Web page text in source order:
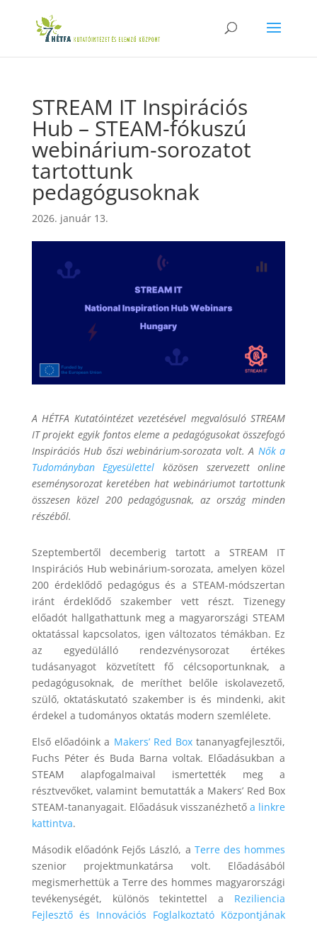
STREAM IT Inspirációs
Hub – STEAM-fókuszú
webinárium-sorozatot
tartottunk
pedagógusoknak
2026. január 13.
A HÉTFA Kutatóintézet vezetésével megvalósuló STREAM
IT projekt egyik fontos eleme a pedagógusokat összefogó
Inspirációs Hub őszi webinárium-sorozata volt. A Nők a
Tudományban Egyesülettel közösen szervezett online
eseménysorozat keretében hat webináriumot tartottunk
összesen közel 200 pedagógusnak, az ország minden
részéből.
Szeptembertől decemberig tartott a STREAM IT
Inspirációs Hub webinárium-sorozata, amelyen közel
200 érdeklődő pedagógus és a STEAM-módszertan
iránt érdeklődő szakember vett részt. Tizenegy
előadót hallgathattunk meg a magyarországi STEAM
oktatással kapcsolatos, igen változatos témákban. Ez
az egyedülálló rendezvénysorozat értékes
tudásanyagot közvetített fő célcsoportunknak, a
pedagógusoknak, de meríthet belőle iskolavezető,
szülő, oktatáskutató szakember is és mindenki, akit
érdekel a tudományos oktatás modern szemlélete.
Első előadóink a Makers’ Red Boxtananyagfejlesztői,
Fuchs Péter és Buda Barna voltak. Előadásukban a
STEAM alapfogalmaival ismertették meg a
résztvevőket, valamint bemutatták a Makers’ Red Box
STEAM-tananyagait. Előadásuk visszanézhetőa linkre
kattintva.
Második előadónk Fejős László, a Terre des hommes
szenior projektmunkatársa volt. Előadásából
megismerhettük a Terre des hommes magyarországi
tevékenységét, különös tekintettel a Reziliencia
Fejlesztő és Innovációs Foglalkoztató Központjának